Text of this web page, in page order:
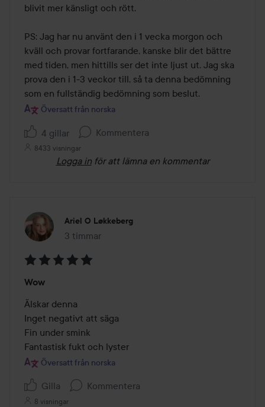
blivit mer känsligt och rött.
PS: Jag har nu använt den i 1 vecka morgon och
kväll och provar fortfarande, kanske blir det bättre
med tiden, men hittills ser det inte ljust ut. Jag ska
prova den i 1-3 veckor till, så ta denna bedömning
som en fullständig bedömning som beslut.
Översatt från norska
4 gillar Kommentera
8433 visningar
Logga in för att lämna en kommentar
Ariel O Løkkeberg
3 timmar
Inlägget skapades 3 timmar
5
av
5
Wow
Älskar denna
Inget negativt att säga
Fin under smink
Fantastisk fukt och lyster
Översatt från norska
Gilla Kommentera
8 visningar